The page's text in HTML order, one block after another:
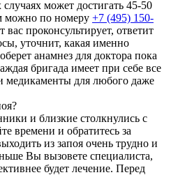
может достигать 45-50
можно по номеру +7 (495) 150-
проконсультирует, ответит
уточнит, какая именно
анамнез для доктора пока
бригада имеет при себе все
медикаменты для любого даже
и близкие столкнулись с
времени и обратитесь за
из запоя очень трудно и
Вы вызовете специалиста,
будет лечение. Перед